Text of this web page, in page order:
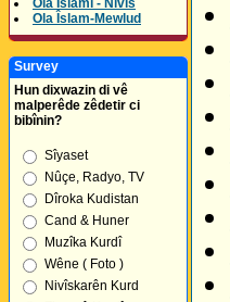
Ola Îslamî - Nivîs
Ola Îslam-Mewlud
Survey
Hun dixwazin di vê
malperêde zêdetir ci
bibînin?
Sîyaset
Nûçe, Radyo, TV
Dîroka Kudistan
Cand & Huner
Muzîka Kurdî
Wêne ( Foto )
Nivîskarên Kurd